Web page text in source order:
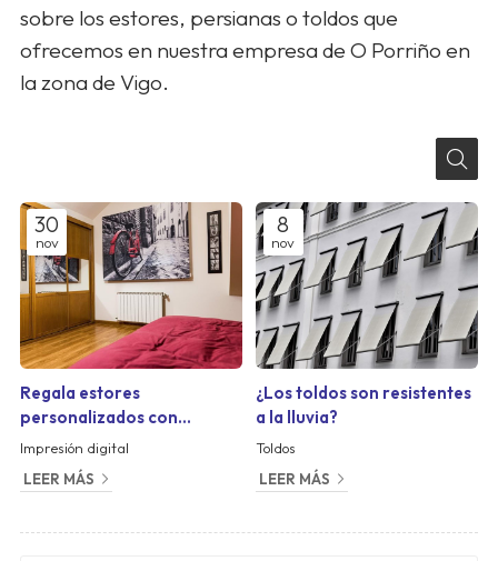
sobre los estores, persianas o toldos que
ofrecemos en nuestra empresa de O Porriño en
la zona de Vigo.
30
nov
Regala estores
personalizados con
vuestras imágenes
preferidas
Impresión digital
LEER MÁS
8
nov
¿Los toldos son resistentes
a la lluvia?
Toldos
LEER MÁS